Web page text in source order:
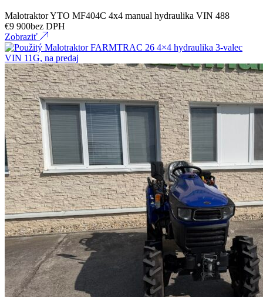
Malotraktor YTO MF404C 4x4 manual hydraulika VIN 488
€9 900bez DPH
Zobraziť